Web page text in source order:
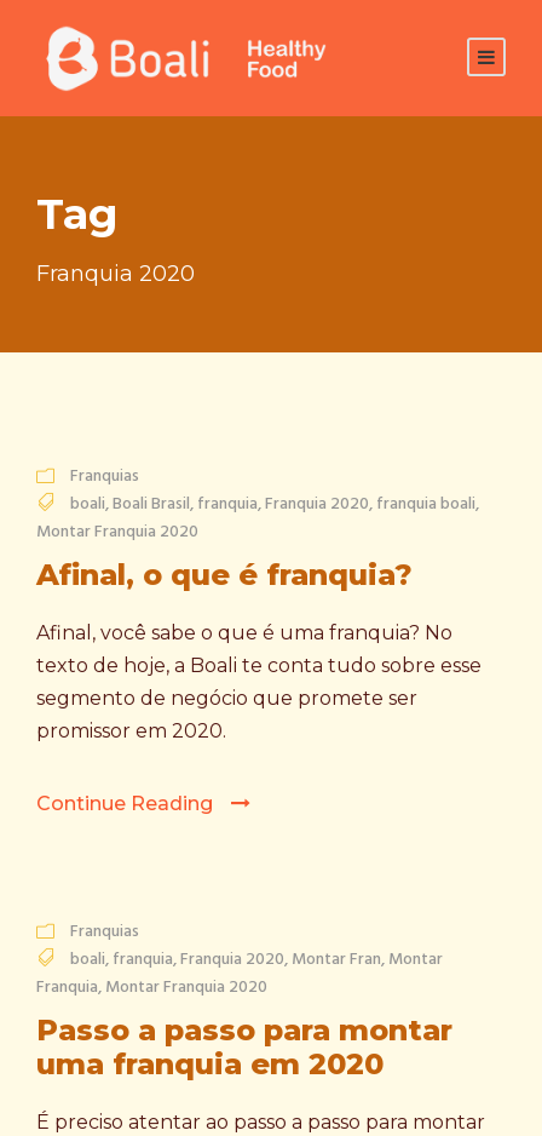
Tag
Franquia 2020
Franquias
boali,Boali Brasil,franquia,Franquia 2020,franquia boali,
Montar Franquia 2020
Afinal, o que é franquia?
Afinal, você sabe o que é uma franquia? No
texto de hoje, a Boali te conta tudo sobre esse
segmento de negócio que promete ser
promissor em 2020.
Continue Reading
Franquias
boali,franquia,Franquia 2020,Montar Fran,Montar
Franquia,Montar Franquia 2020
Passo a passo para montar
uma franquia em 2020
É preciso atentar ao passo a passo para montar